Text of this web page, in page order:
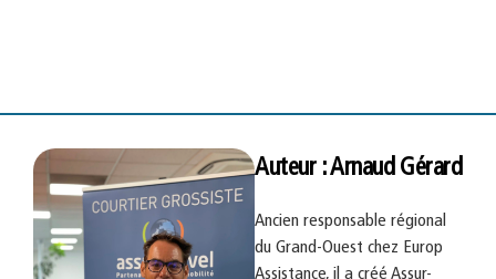
Auteur : Arnaud Gérard
Ancien responsable régional
du Grand-Ouest chez Europ
Assistance, il a créé Assur-